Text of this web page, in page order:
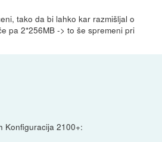
tako da bi lahko kar razmišljal o
pa 2*256MB -> to še spremeni pri
Konfiguracija 2100+: